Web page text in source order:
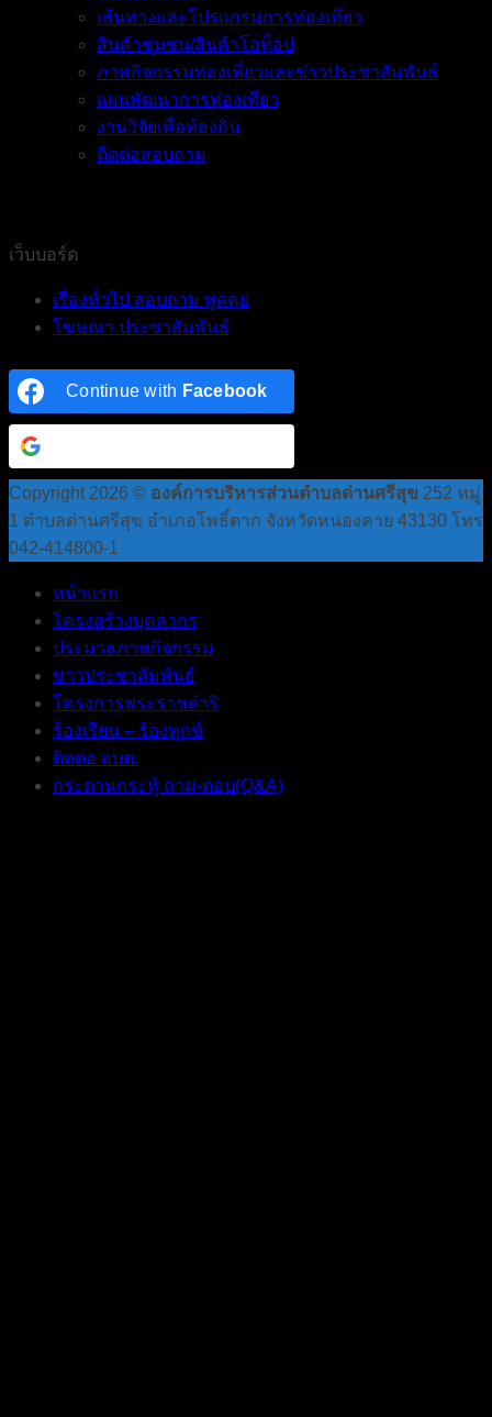
เส้นทางและโปรแกรมการท่องเที่ยว
สินค้าชุมชน/สินค้าโอท็อป
ภาพกิจกรรมท่องเที่ยวและข่าวประชาสัมพันธ์
แผนพัฒนาการท่องเที่ยว
งานวิจัยเพื่อท้องถิ่น
ติดต่อสอบถาม
เว็บบอร์ด
เรื่องทั่วไป สอบถาม พูดคุย
โฆษณา ประชาสัมพันธ์
Continue with Facebook
Copyright 2026 © องค์การบริหารส่วนตำบลด่านศรีสุข 252 หมู่
1 ตำบลด่านศรีสุข อำเภอโพธิ์ตาก จังหวัดหนองคาย 43130 โทร
042-414800-1
หน้าแรก
โครงสร้างบุคลากร
ประมวลภาพกิจกรรม
ข่าวประชาสัมพันธ์
โครงการพระราชดำริ
ร้องเรียน – ร้องทุกข์
ติดต่อ อบต.
กระดานกระทู้ ถาม-ตอบ(Q&A)